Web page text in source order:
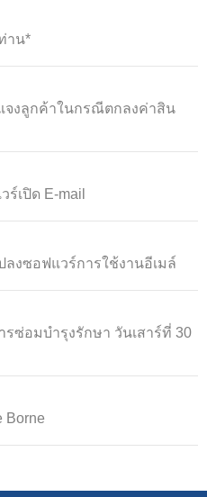
าน*
จงลูกค้าในกรณีตกลงค่าสิน
เปิด E-mail
ลงซอฟแวร์การใช้งานอีเมล์
รซ่อมบำรุงรักษา วันเสาร์ที่ 30
Borne